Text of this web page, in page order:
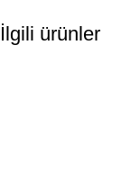
İlgili ürünler